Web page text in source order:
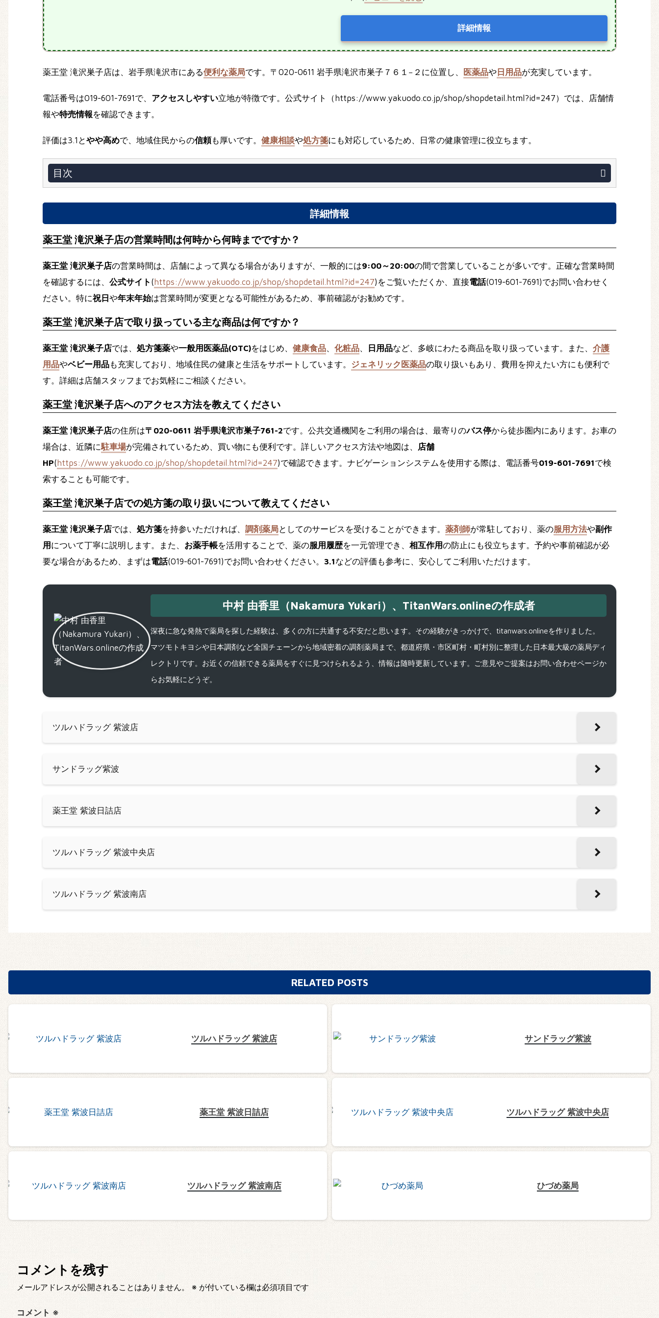
詳細情報
薬王堂 滝沢巣子店は、岩手県滝沢市にある便利な薬局です。〒020-0611 岩手県滝沢市巣子７６１−２に位置し、 医薬品や日用品が充実しています。
電話番号は019-601-7691で、 アクセスしやすい立地が特徴です。公式サイト（https://www.yakuodo.co.jp/shop/shopdetail.html?id=247）では、店舗情
報や特売情報を確認できます。
評価は3.1とやや高めで、地域住民からの信頼も厚いです。 健康相談や処方箋にも対応しているため、日常の健康管理に役立ちます。
目次
詳細情報
薬王堂 滝沢巣子店の営業時間は何時から何時までですか？
薬王堂 滝沢巣子店の営業時間は、店舗によって異なる場合がありますが、一般的には9:00～20:00の間で営業していることが多いです。正確な営業時間
を確認するには、 公式サイト (https://www.yakuodo.co.jp/shop/shopdetail.html?id=247)をご覧いただくか、直接電話(019-601-7691)でお問い合わせく
ださい。特に祝日や年末年始は営業時間が変更となる可能性があるため、事前確認がお勧めです。
薬王堂 滝沢巣子店で取り扱っている主な商品は何ですか？
薬王堂 滝沢巣子店では、 処方箋薬や一般用医薬品(OTC)をはじめ、 健康食品、 化粧品、 日用品など、多岐にわたる商品を取り扱っています。また、 介護
用品やベビー用品も充実しており、地域住民の健康と生活をサポートしています。 ジェネリック医薬品の取り扱いもあり、費用を抑えたい方にも便利で
す。詳細は店舗スタッフまでお気軽にご相談ください。
薬王堂 滝沢巣子店へのアクセス方法を教えてください
薬王堂 滝沢巣子店の住所は〒020-0611 岩手県滝沢市巣子761-2です。公共交通機関をご利用の場合は、最寄りのバス停から徒歩圏内にあります。お車の
場合は、近隣に駐車場が完備されているため、買い物にも便利です。詳しいアクセス方法や地図は、 店舗
HP(https://www.yakuodo.co.jp/shop/shopdetail.html?id=247)で確認できます。ナビゲーションシステムを使用する際は、電話番号019-601-7691で検
索することも可能です。
薬王堂 滝沢巣子店での処方箋の取り扱いについて教えてください
薬王堂 滝沢巣子店では、 処方箋を持参いただければ、 調剤薬局としてのサービスを受けることができます。 薬剤師が常駐しており、薬の服用方法や副作
用について丁寧に説明します。また、 お薬手帳を活用することで、薬の服用履歴を一元管理でき、 相互作用の防止にも役立ちます。予約や事前確認が必
要な場合があるため、まずは電話(019-601-7691)でお問い合わせください。 3.1などの評価も参考に、安心してご利用いただけます。
中村 由香里（Nakamura Yukari）、TitanWars.onlineの作成者
深夜に急な発熱で薬局を探した経験は、多くの方に共通する不安だと思います。その経験がきっかけで、titanwars.onlineを作りました。
マツモトキヨシや日本調剤など全国チェーンから地域密着の調剤薬局まで、都道府県・市区町村・町村別に整理した日本最大級の薬局ディ
レクトリです。お近くの信頼できる薬局をすぐに見つけられるよう、情報は随時更新しています。ご意見やご提案はお問い合わせページか
らお気軽にどうぞ。
ツルハドラッグ 紫波店
サンドラッグ紫波
薬王堂 紫波日詰店
ツルハドラッグ 紫波中央店
ツルハドラッグ 紫波南店
RELATED POSTS
ツルハドラッグ 紫波店 サンドラッグ紫波
薬王堂 紫波日詰店 ツルハドラッグ 紫波中央店
ツルハドラッグ 紫波南店 ひづめ薬局
コメントを残す
メールアドレスが公開されることはありません。 ※ が付いている欄は必須項目です
コメント ※